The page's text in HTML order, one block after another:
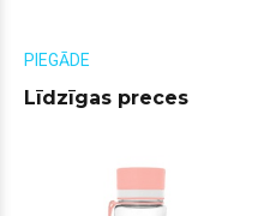
PIEGĀDE
Līdzīgas preces